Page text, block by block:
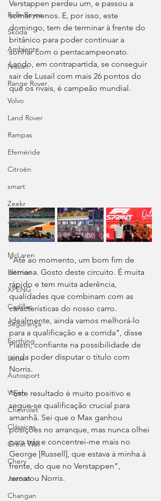
Rolls-Royce
Skoda
Ambiente
Nissan
Range Rover
Volvo
Land Rover
Rampas
Efeméride
Citroën
smart
Zeekr
Jaguar
Leapmotor
McLaren
Elétrico
XPENG
Cadillac
Segurança
Forthing
Lotus
Autosport
Voyah
Chevrolet
Clássicos
Great Wall
Chery
Jaecoo
Changan
Verstappen perdeu um, e passou a
somar menos. E, por isso, este
domingo, tem de terminar à frente do
britânico para poder continuar a
sonhar com o pentacampeonato.
Lando, em contrapartida, se conseguir
sair de Lusail com mais 26 pontos do
que os rivais, é campeão mundial.
“Até ao momento, um bom fim de
semana. Gosto deste circuito. É muita
rápido e tem muita aderência,
qualidades que combinam com as
características do nosso carro.
Idealmente, ainda vamos melhorá-lo
para a qualificação e a corrida”, disse
Piastri, confiante na possibilidade de
ainda poder disputar o título com
Norris.
“Este resultado é muito positivo e
segue-se qualificação crucial para
amanhã. Sei que o Max ganhou
posições no arranque, mas nunca olhei
para trás e concentrei-me mais no
George [Russell], que estava à minha à
frente, do que no Verstappen”,
rematou Norris.